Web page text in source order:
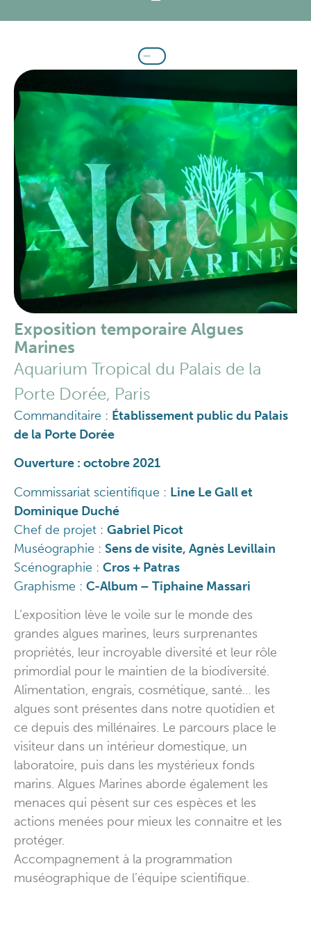
Exposition temporaire Algues
Marines
Aquarium Tropical du Palais de la
Porte Dorée, Paris
Commanditaire : Établissement public du Palais
de la Porte Dorée
Ouverture : octobre 2021
Commissariat scientifique : Line Le Gall et
Dominique Duché
Chef de projet : Gabriel Picot
Muséographie : Sens de visite, Agnès Levillain
Scénographie : Cros + Patras
Graphisme : C-Album – Tiphaine Massari
L’exposition lève le voile sur le monde des
grandes algues marines, leurs surprenantes
propriétés, leur incroyable diversité et leur rôle
primordial pour le maintien de la biodiversité.
Alimentation, engrais, cosmétique, santé… les
algues sont présentes dans notre quotidien et
ce depuis des millénaires. Le parcours place le
visiteur dans un intérieur domestique, un
laboratoire, puis dans les mystérieux fonds
marins. Algues Marines aborde également les
menaces qui pèsent sur ces espèces et les
actions menées pour mieux les connaitre et les
protéger.
Accompagnement à la programmation
muséographique de l’équipe scientifique.